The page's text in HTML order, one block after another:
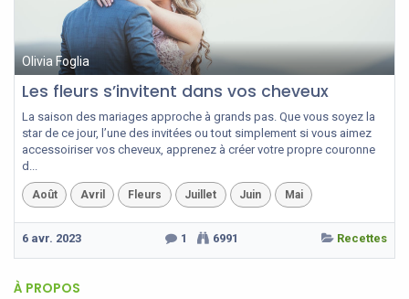
Olivia Foglia
Les fleurs s’invitent dans vos cheveux
La saison des mariages approche à grands pas. Que vous soyez la
star de ce jour, l’une des invitées ou tout simplement si vous aimez
accessoiriser vos cheveux, apprenez à créer votre propre couronne
d...
Août Avril Fleurs Juillet Juin Mai
6 avr. 2023 1 6991 Recettes
À PROPOS